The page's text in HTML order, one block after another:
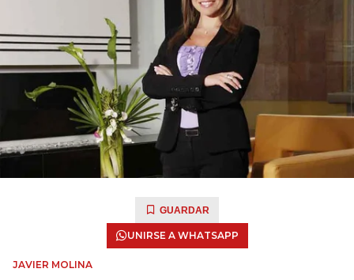
GUARDAR
UNIRSE A WHATSAPP
JAVIER MOLINA